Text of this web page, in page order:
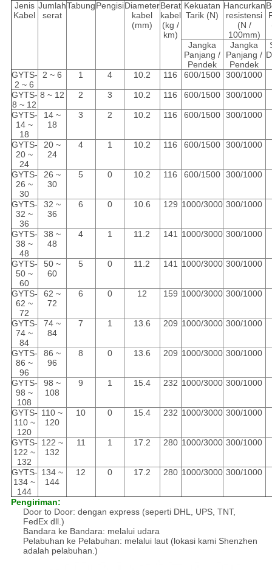
Jenis
Kabel
Jumlah
serat
TabungPengisiDiameter
kabel
(mm)
Berat
kabel
(kg /
km)
Kekuatan
Tarik (N)
Hancurkan
resistensi
(N /
100mm)
Jangka
Panjang /
Pendek
Jangka
Panjang /
Pendek
GYTS-
2 ~ 6
2 ~ 6 1 4 10.2 116 600/1500 300/1000
GYTS-
8 ~ 12
8 ~ 12 2 3 10.2 116 600/1500 300/1000
GYTS-
14 ~
18
14 ~
18
3 2 10.2 116 600/1500 300/1000
GYTS-
20 ~
24
20 ~
24
4 1 10.2 116 600/1500 300/1000
GYTS-
26 ~
30
26 ~
30
5 0 10.2 116 600/1500 300/1000
GYTS-
32 ~
36
32 ~
36
6 0 10.6 129 1000/3000 300/1000
GYTS-
38 ~
48
38 ~
48
4 1 11.2 141 1000/3000 300/1000
GYTS-
50 ~
60
50 ~
60
5 0 11.2 141 1000/3000 300/1000
GYTS-
62 ~
72
62 ~
72
6 0 12 159 1000/3000 300/1000
GYTS-
74 ~
84
74 ~
84
7 1 13.6 209 1000/3000 300/1000
GYTS-
86 ~
96
86 ~
96
8 0 13.6 209 1000/3000 300/1000
GYTS-
98 ~
108
98 ~
108
9 1 15.4 232 1000/3000 300/1000
GYTS-
110 ~
120
110 ~
120
10 0 15.4 232 1000/3000 300/1000
GYTS-
122 ~
132
122 ~
132
11 1 17.2 280 1000/3000 300/1000
GYTS-
134 ~
144
134 ~
144
12 0 17.2 280 1000/3000 300/1000
Pengiriman:
Door to Door: dengan express (seperti DHL, UPS, TNT,
FedEx dll.)
Bandara ke Bandara: melalui udara
Pelabuhan ke Pelabuhan: melalui laut (lokasi kami Shenzhen
adalah pelabuhan.)